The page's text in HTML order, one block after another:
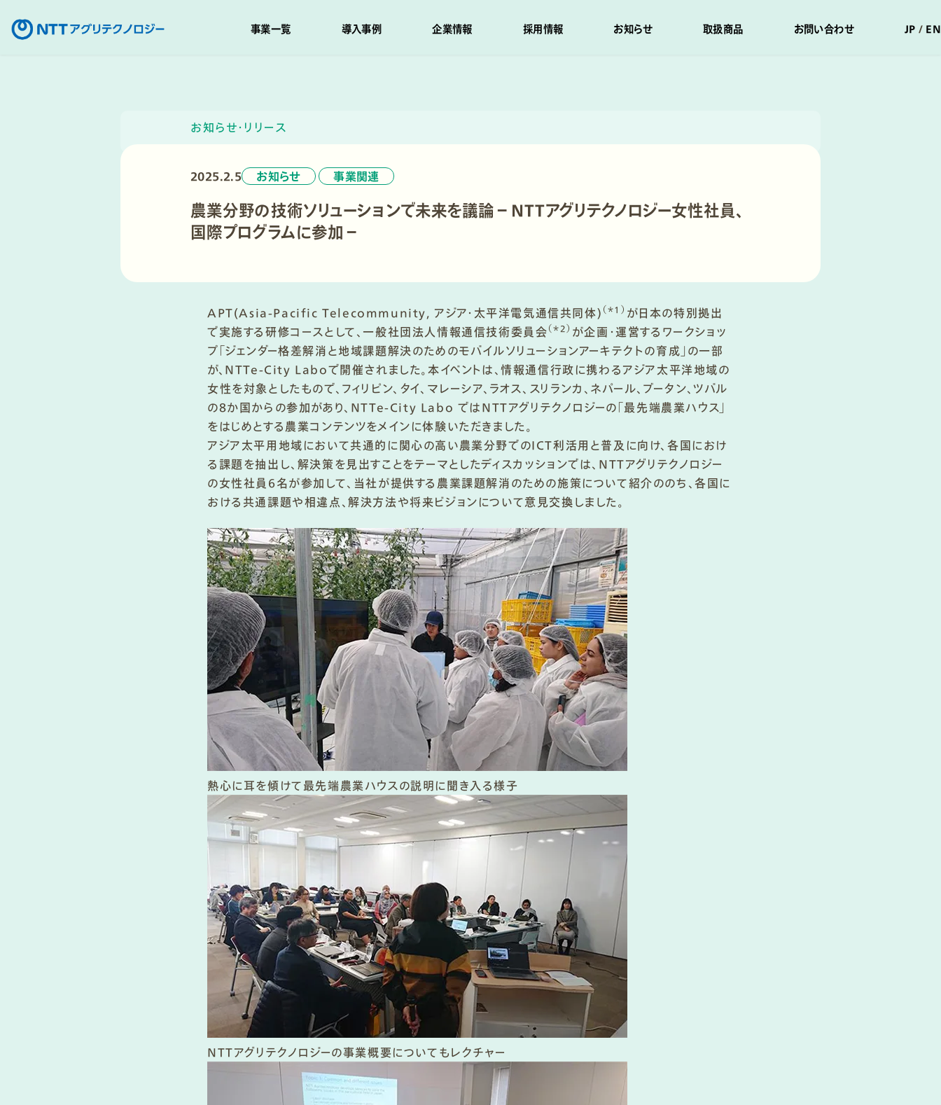
事業一覧 導入事例 企業情報 採用情報 お知らせ 取扱商品 お問い合わせ JP EN
お知らせ・リリース
2025.2.5 お知らせ 事業関連
農業分野の技術ソリューションで未来を議論－NTTアグリテクノロジー女性社員、
国際プログラムに参加－
APT(Asia-Pacific Telecommunity, アジア・太平洋電気通信共同体) （＊1） が日本の特別拠出
で実施する研修コースとして、一般社団法人情報通信技術委員会 （＊2） が企画・運営するワークショッ
プ「ジェンダー格差解消と地域課題解決のためのモバイルソリューションアーキテクトの育成」の一部
が、NTTe-City Laboで開催されました。本イベントは、情報通信行政に携わるアジア太平洋地域の
女性を対象としたもので、フィリピン、タイ、マレーシア、ラオス、スリランカ、ネパール、ブータン、ツバル
の8か国からの参加があり、NTTe-City Labo ではNTTアグリテクノロジーの「最先端農業ハウス」
をはじめとする農業コンテンツをメインに体験いただきました。
アジア太平用地域において共通的に関心の高い農業分野でのICT利活用と普及に向け、各国におけ
る課題を抽出し、解決策を見出すことをテーマとしたディスカッションでは、NTTアグリテクノロジー
の女性社員6名が参加して、当社が提供する農業課題解消のための施策について紹介ののち、各国に
おける共通課題や相違点、解決方法や将来ビジョンについて意見交換しました。
熱心に耳を傾けて最先端農業ハウスの説明に聞き入る様子
NTTアグリテクノロジーの事業概要についてもレクチャー